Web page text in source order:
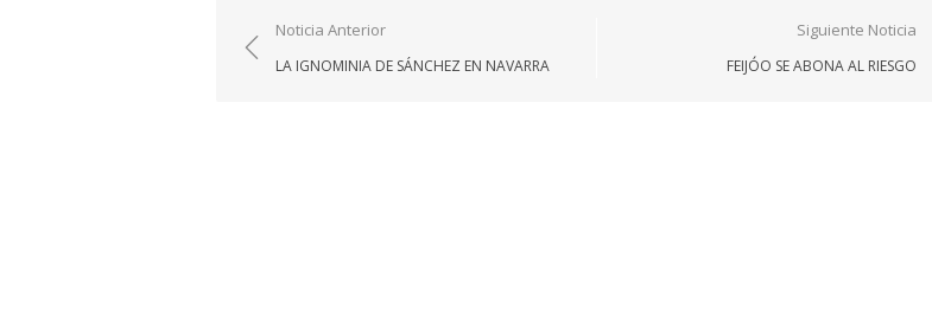
Navegación
de
Noticia Anterior
LA IGNOMINIA DE SÁNCHEZ EN NAVARRA
Siguiente Noticia
FEIJÓO SE ABONA AL RIESGO